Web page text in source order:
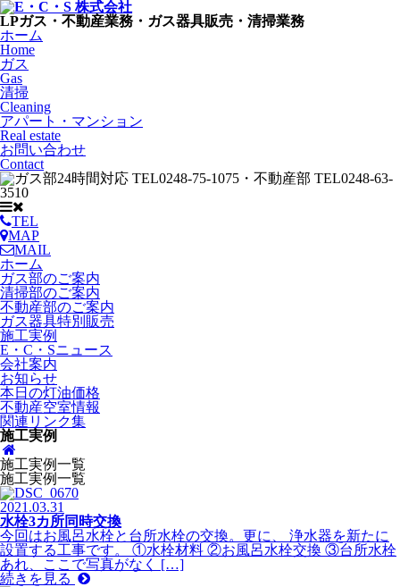
LPガス・不動産業務・ガス器具販売・清掃業務
ホーム
Home
ガス
Gas
清掃
Cleaning
アパート・マンション
Real estate
お問い合わせ
Contact
TEL
MAP
MAIL
ホーム
ガス部のご案内
清掃部のご案内
不動産部のご案内
ガス器具特別販売
施工実例
E・C・Sニュース
会社案内
お知らせ
本日の灯油価格
不動産空室情報
関連リンク集
施工実例
施工実例一覧
施工実例一覧
2021.03.31
水栓3カ所同時交換
今回はお風呂水栓と台所水栓の交換。更に、 浄水器を新たに
設置する工事です。 ①水栓材料 ②お風呂水栓交換 ③台所水栓
あれ、ここで写真がなく […]
続きを見る